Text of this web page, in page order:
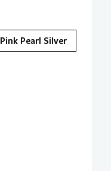
Pink Pearl Silver